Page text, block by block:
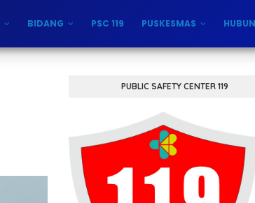
BIDANG PSC 119 PUSKESMAS
PUBLIC SAFETY CENTER 119